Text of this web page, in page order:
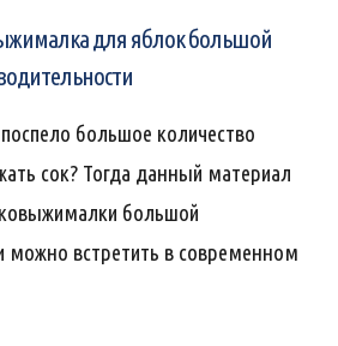
для яблок большой
большое количество
сок? Тогда данный материал
большой
можно встретить в современном